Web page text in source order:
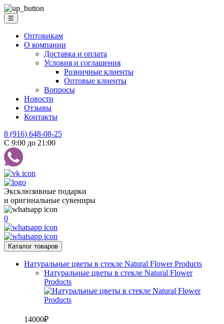
☰
Оптовикам
О компании
Доставка и оплата
Условия и соглашения
Розничные клиенты
Оптовые клиенты
Вопросы
Новости
Отзывы
Контакты
8 (916) 648-08-25
С 9:00 до 21:00
Эксклюзивные подарки
и оригинальные сувениры
0
Каталог товаров
Натуральные цветы в стекле Natural Flower Products
Натуральные цветы в стекле Natural Flower
Products
14000₽